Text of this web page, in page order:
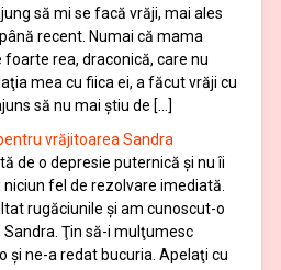
să mi se facă vrăji, mai ales
recent. Numai că mama
rea, draconică, care nu
mea cu fiica ei, a făcut vrăji cu
să nu mai ştiu de […]
vrăjitoarea Sandra
de o depresie puternică şi nu îi
fel de rezolvare imediată.
rugăciunile şi am cunoscut-o
Ţin să-i mulţumesc
şi ne-a redat bucuria. Apelaţi cu